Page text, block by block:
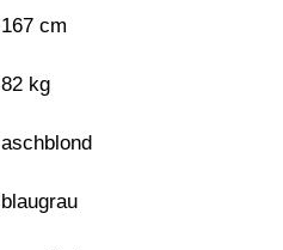
167 cm
82 kg
aschblond
blaugrau